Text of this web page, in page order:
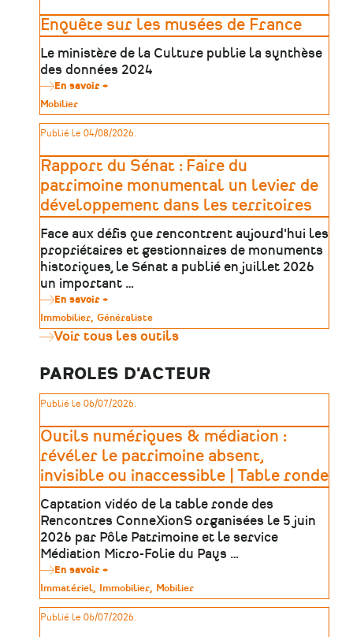
établissements
patrimoniaux
Enquête sur les musées de France
Le ministère de la Culture publie la synthèse
des données 2024
En savoir +
les
musées
France
Type
de
patrimoine
Mobilier
Publié le 04/08/2026.
Rapport du Sénat : Faire du
patrimoine monumental un levier de
développement dans les territoires
Face aux défis que rencontrent aujourd'hui les
propriétaires et gestionnaires de monuments
historiques, le Sénat a publié en juillet 2026
un important …
En savoir +
Rapport
du
Sénat
du
patrimoine
monumental
un
de
développement
dans
les
territoires
Type
de
patrimoine
Immobilier Généraliste
Voir tous les outils
PAROLES D'ACTEUR
Publié le 06/07/2026.
Outils numériques & médiation :
révéler le patrimoine absent,
invisible ou inaccessible | Table ronde
Captation vidéo de la table ronde des
Rencontres ConneXionS organisées le 5 juin
2026 par Pôle Patrimoine et le service
Médiation Micro-Folie du Pays …
En savoir +
Outils
numériques
&
médiation
Type
de
patrimoine
Immatériel Immobilier Mobilier
Publié le 06/07/2026.